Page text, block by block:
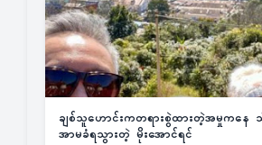
ချစ်သူဟောင်းကတရားစွဲထားတဲ့အမှုကနေ
အာမခံရသွားတဲ့ မိုးအောင်ရင်